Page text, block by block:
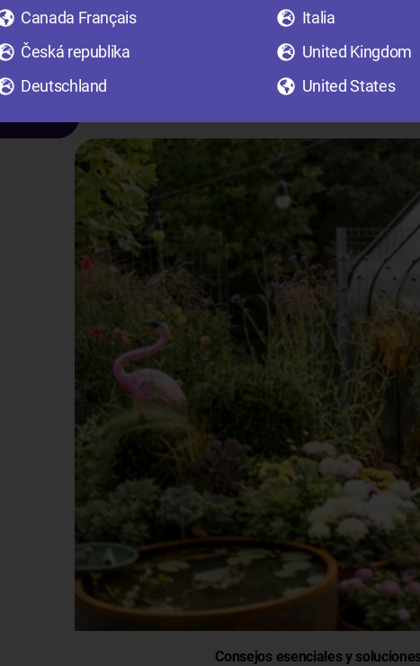
POLÍTICA
consejos de expertos, información práctica sobre
información útil para mejorar tu experiencia de
Consejos esenciales y
Canada Français
Česká republika
Deutschland
Italia
United Kingdom
United States